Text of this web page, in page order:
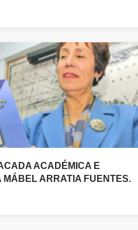
ACADÉMICA E
MÁBEL ARRATIA FUENTES.